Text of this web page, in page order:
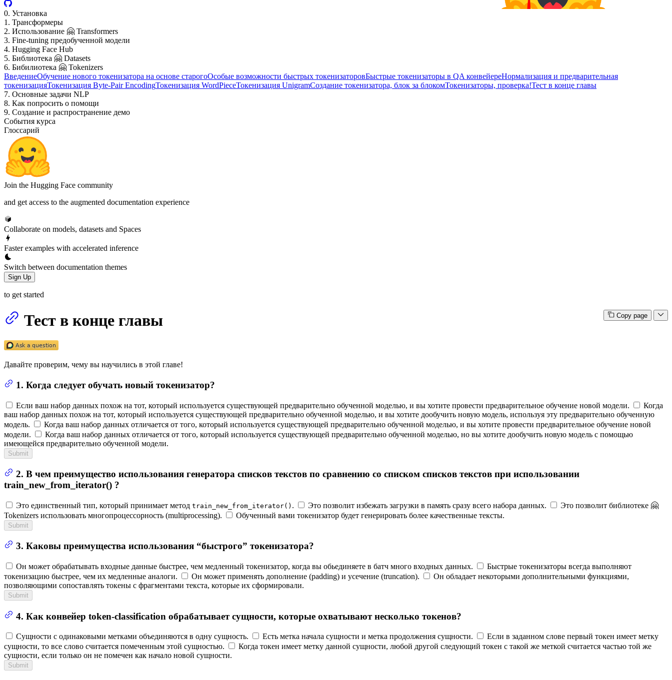
0. Установка
1. Трансформеры
2. Использование 🤗 Transformers
3. Fine-tuning предобученной модели
4. Hugging Face Hub
5. Библиотека 🤗 Datasets
6. Бибилиотека 🤗 Tokenizers
ВведениеОбучение нового токенизатора на основе старогоОсобые возможности быстрых токенизаторовБыстрые токенизаторы в QA конвейереНормализация и предварительная
токенизацияТокенизация Byte-Pair EncodingТокенизация WordPieceТокенизация UnigramСоздание токенизатора, блок за блокомТокенизаторы, проверка!Тест в конце главы
7. Основные задачи NLP
8. Как попросить о помощи
9. Создание и распространение демо
События курса
Глоссарий
Join the Hugging Face community
and get access to the augmented documentation experience
Collaborate on models, datasets and Spaces
Faster examples with accelerated inference
Switch between documentation themes
Sign Up
to get started
Copy page
Тест в конце главы
Давайте проверим, чему вы научились в этой главе!
1. Когда следует обучать новый токенизатор?
Если ваш набор данных похож на тот, который используется существующей предварительно обученной моделью, и вы хотите провести предварительное обучение новой модели.
Когда
ваш набор данных похож на тот, который используется существующей предварительно обученной моделью, и вы хотите дообучить новую модель, используя эту предварительно обученную
модель.
Когда ваш набор данных отличается от того, который используется существующей предварительно обученной моделью, и вы хотите провести предварительное обучение новой
модели.
Когда ваш набор данных отличается от того, который используется существующей предварительно обученной моделью, но вы хотите дообучить новую модель с помощью
имеющейся предварительно обученной модели.
Submit
2. В чем преимущество использования генератора списков текстов по сравнению со списком списков текстов при использовании
train_new_from_iterator() ?
Это единственный тип, который принимает метод train_new_from_iterator() . Это позволит избежать загрузки в память сразу всего набора данных.
Это позволит библиотеке 🤗
Tokenizers использовать многопроцессорность (multiprocessing).
Обученный вами токенизатор будет генерировать более качественные тексты.
Submit
3. Каковы преимущества использования “быстрого” токенизатора?
Он может обрабатывать входные данные быстрее, чем медленный токенизатор, когда вы обьединяете в батч много входных данных.
Быстрые токенизаторы всегда выполняют
токенизацию быстрее, чем их медленные аналоги.
Он может применять дополнение (padding) и усечение (truncation).
Он обладает некоторыми дополнительными функциями,
позволяющими сопоставлять токены с фрагментами текста, которые их сформировали.
Submit
4. Как конвейер token-classification обрабатывает сущности, которые охватывают несколько токенов?
Сущности с одинаковыми метками объединяются в одну сущность. Есть метка начала сущности и метка продолжения сущности.
Если в заданном слове первый токен имеет метку
сущности, то все слово считается помеченным этой сущностью.
Когда токен имеет метку данной сущности, любой другой следующий токен с такой же меткой считается частью той же
сущности, если только он не помечен как начало новой сущности.
Submit